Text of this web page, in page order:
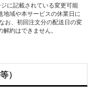
に記載されている変更可能
地域や本サービスの休業日に
お、初回注文分の配送日の変
約はできません。
）